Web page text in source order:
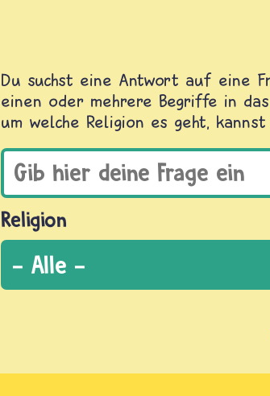
Du suchst eine Antwort auf eine
einen oder mehrere Begriffe in
um welche Religion es geht,
Religion